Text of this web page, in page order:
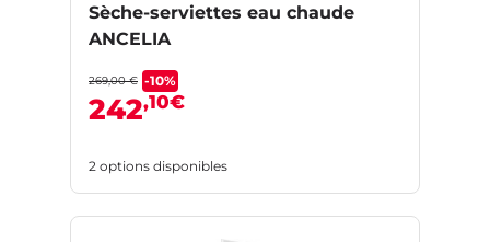
Sèche-serviettes eau chaude
ANCELIA
269,00 € -10%
242,10€
2 options disponibles